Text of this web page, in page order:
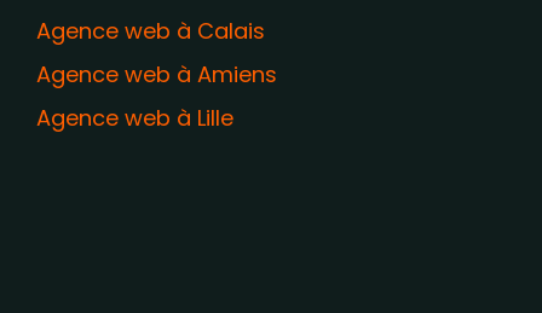
Agence web à Calais
Agence web à Amiens
Agence web à Lille